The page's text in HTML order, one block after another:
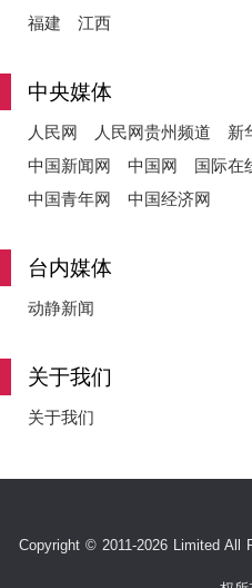
福建
江西
中央媒体
人民网 人民网贵州频道 新
中国新闻网
中国网 国际在
中国青年网
中国经济网
台内媒体
动静新闻
关于我们
关于我们
Copyright © 2011-2026 Limited All